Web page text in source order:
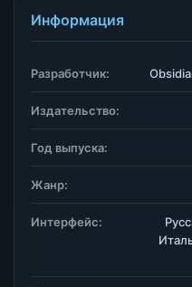
Информация
Разработчик:
Издательство:
Год выпуска:
Жанр:
Интерфейс: